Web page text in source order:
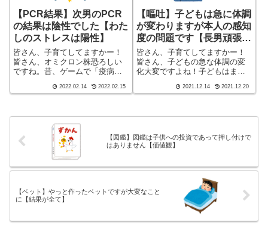
【PCR結果】次男のPCR
の結果は陰性でした【わた
しのストレスは陽性】
皆さん、子育てしてますかー！
皆さん、オミクロン株恐ろしい
ですね。昔、ゲームで「疫病が
そらく、こんな状況だったのだ
いる ざぶ(@meitou_zabuton)...
2022.02.14 2022.02.15
【嘔吐】子どもは急に体調
が変わりますが本人の感知
度の問題です【長男頑張っ
た！】
皆さん、子育てしてますかー！
皆さん、子どもの急な体調の変
化大変ですよね！子どもはまだ
できません。ですから、急な体
もの事をよく観察することは大
2021.12.14 2021.12.20
【図鑑】図鑑は子供への投資であって押し付けで
はありません【価値観】
【ベット】やっと作ったベットですが大変なこと
に【結果が全て】